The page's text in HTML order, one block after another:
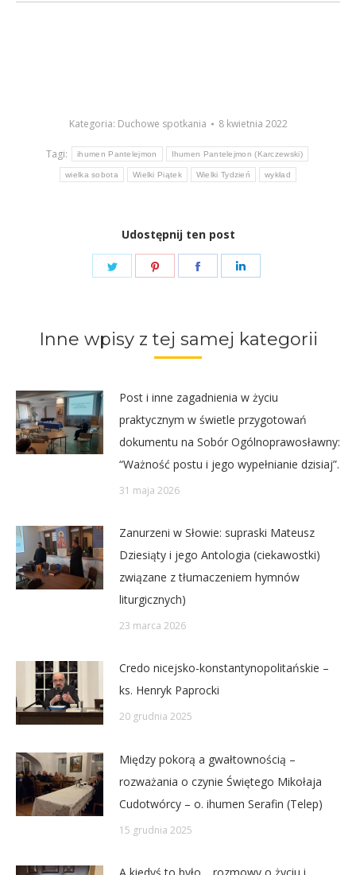
Kategoria: Duchowe spotkania 8 kwietnia 2022
Tagi: ihumen Pantelejmon Ihumen Pantelejmon (Karczewski)
wielka sobota Wielki Piątek Wielki Tydzień wykład
Udostępnij ten post
Share
Share
Share
Inne wpisy z tej samej kategorii
Post i inne zagadnienia w życiu
praktycznym w świetle przygotowań
dokumentu na Sobór Ogólnoprawosławny:
“Ważność postu i jego wypełnianie dzisiaj”.
31 maja 2026
Zanurzeni w Słowie: supraski Mateusz
Dziesiąty i jego Antologia (ciekawostki)
związane z tłumaczeniem hymnów
liturgicznych)
23 marca 2026
Credo nicejsko-konstantynopolitańskie –
ks. Henryk Paprocki
20 grudnia 2025
Między pokorą a gwałtownością –
rozważania o czynie Świętego Mikołaja
Cudotwórcy – o. ihumen Serafin (Telep)
15 grudnia 2025